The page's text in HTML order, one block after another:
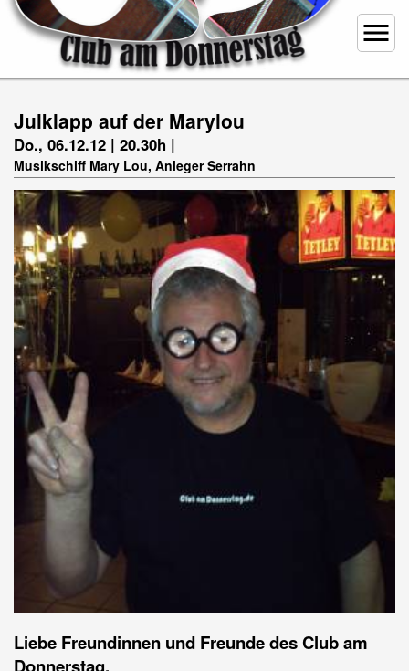
menu
Julklapp auf der Marylou
Do., 06.12.12 | 20.30h |
Musikschiff Mary Lou, Anleger Serrahn
Liebe Freundinnen und Freunde des Club am